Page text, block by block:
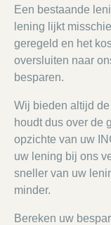
Een bestaande
lening lijkt
geregeld en het
oversluiten naar
besparen.
Wij bieden altijd
houdt dus over de
opzichte van uw
uw lening bij ons
sneller van uw
minder.
Bereken uw